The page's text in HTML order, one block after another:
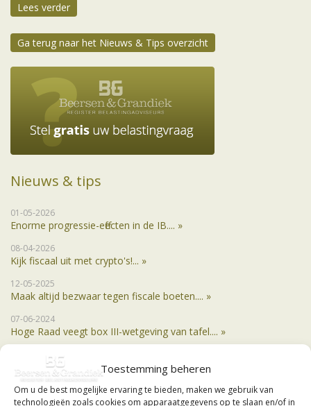
Toestemming beheren
Om u de best mogelijke ervaring te bieden, maken we gebruik van
technologieën zoals cookies om apparaatgegevens op te slaan en/of in
Lees verder
Ga terug naar het Nieuws & Tips overzicht
Nieuws & tips
01-05-2026
Enorme progressie-effecten in de IB.... »
08-04-2026
Kijk fiscaal uit met crypto's!... »
12-05-2025
Maak altijd bezwaar tegen fiscale boeten.... »
07-06-2024
Hoge Raad veegt box III-wetgeving van tafel.... »